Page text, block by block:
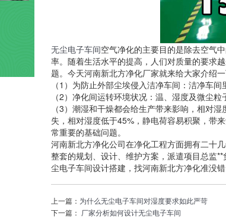
无尘电子车间空气净化的主要目的是除去空气
率。随着生活水平的提高，人们对质量的要求
题。今天河南新北方净化厂家就来给大家介绍
（1）为防止外部尘埃侵入洁净车间：洁净车
（2）净化间运转环境状况：温、湿度及微尘
（3）潮湿和干燥都会给生产带来影响，相对
失，相对湿度低于45%，静电荷容易积聚，带
常重要的基础问题。
河南新北方净化公司在净化工程方面拥有二十
整套的规划、设计、维护方案，派遣项目总监
尘电子车间设计搭建，找河南新北方净化准没错
上一篇： 为什么无尘电子车间对湿度要求如此严苛
下一篇： 厂家分析如何设计无尘电子车间